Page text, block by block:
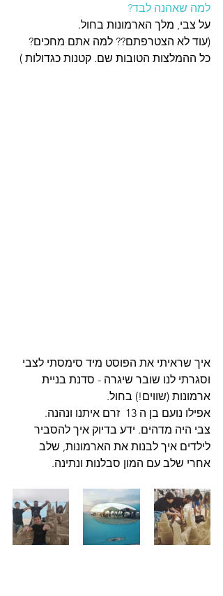
למה שאהנה לבד?
על צבי, מלך הארמונות בחול.
(עוד לא הצטרפתם?? למה אתם מחכים?
כל ההמלצות הטובות שם. קטנות כגדולות )
איך שראיתי את הפוסט מיד סימסתי לצבי
וסגרתי לנו שובר שיגרה - סדנת בניית
ארמונות (שווים!) בחול.
אפילו נועם בן ה 13  זרם איתנו ונהנה.
צבי היה מדהים. ידע בדיוק איך להסביר
לילדים איך לבנות את הארמונות, שלב
אחרי שלב עם המון סבלנות ונתינה.